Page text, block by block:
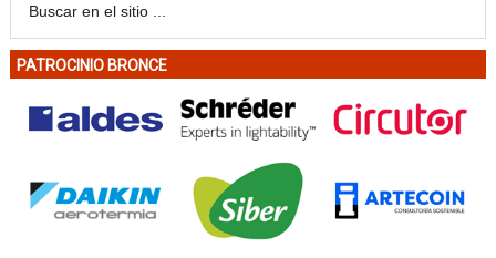
PATROCINIO BRONCE